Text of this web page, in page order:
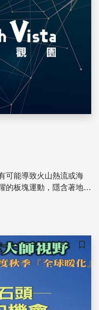
可能導致火山熱流或海
的板塊運動，隱含著地熱
儲存